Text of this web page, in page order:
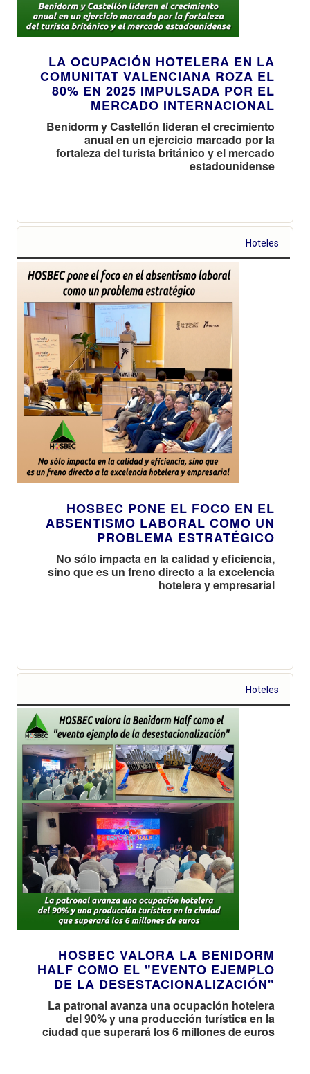
LA OCUPACIÓN HOTELERA EN LA
COMUNITAT VALENCIANA ROZA EL
80% EN 2025 IMPULSADA POR EL
MERCADO INTERNACIONAL
Benidorm y Castellón lideran el crecimiento
anual en un ejercicio marcado por la
fortaleza del turista británico y el mercado
estadounidense
Hoteles
HOSBEC PONE EL FOCO EN EL
ABSENTISMO LABORAL COMO UN
PROBLEMA ESTRATÉGICO
No sólo impacta en la calidad y eficiencia,
sino que es un freno directo a la excelencia
hotelera y empresarial
Hoteles
HOSBEC VALORA LA BENIDORM
HALF COMO EL "EVENTO EJEMPLO
DE LA DESESTACIONALIZACIÓN"
La patronal avanza una ocupación hotelera
del 90% y una producción turística en la
ciudad que superará los 6 millones de euros